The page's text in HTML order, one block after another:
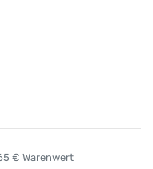
€ Warenwert